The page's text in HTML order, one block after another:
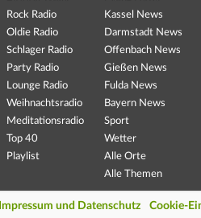
Rock Radio
Oldie Radio
Schlager Radio
Party Radio
Lounge Radio
Weihnachtsradio
Meditationsradio
Top 40
Playlist
Kassel News
Darmstadt News
Offenbach News
Gießen News
Fulda News
Bayern News
Sport
Wetter
Alle Orte
Alle Themen
Impressum und Datenschutz Cookie-